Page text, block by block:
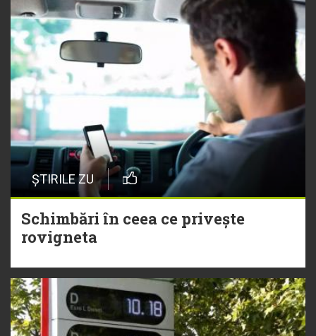
ȘTIRILE ZU
Schimbări în ceea ce privește
rovigneta